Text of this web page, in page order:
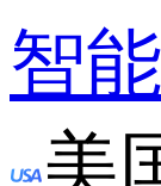
智
美